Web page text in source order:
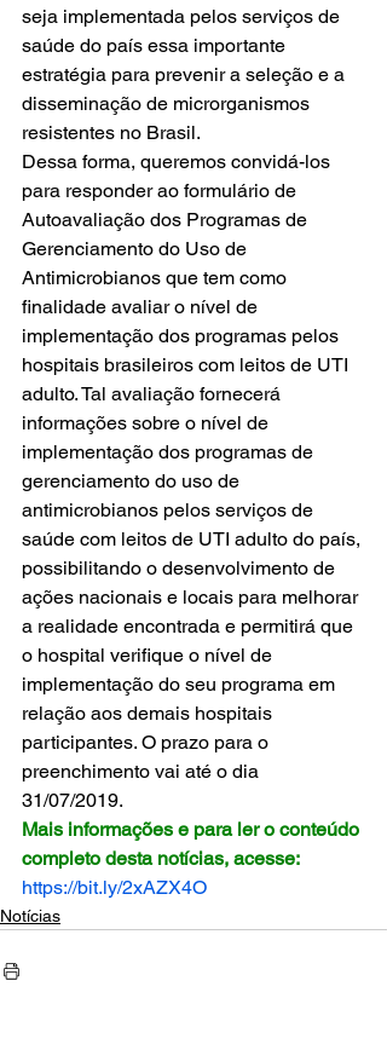
seja implementada pelos serviços de
saúde do país essa importante
estratégia para prevenir a seleção e a
disseminação de microrganismos
resistentes no Brasil.
Dessa forma, queremos convidá-los
para responder ao formulário de
Autoavaliação dos Programas de
Gerenciamento do Uso de
Antimicrobianos que tem como
finalidade avaliar o nível de
implementação dos programas pelos
hospitais brasileiros com leitos de UTI
adulto. Tal avaliação fornecerá
informações sobre o nível de
implementação dos programas de
gerenciamento do uso de
antimicrobianos pelos serviços de
saúde com leitos de UTI adulto do país,
possibilitando o desenvolvimento de
ações nacionais e locais para melhorar
a realidade encontrada e permitirá que
o hospital verifique o nível de
implementação do seu programa em
relação aos demais hospitais
participantes. O prazo para o
preenchimento vai até o dia
31/07/2019.
Mais informações e para ler o conteúdo
completo desta notícias, acesse:
https://bit.ly/2xAZX4O
Notícias